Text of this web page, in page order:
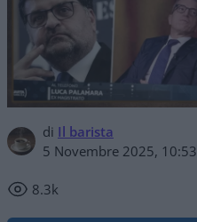
di Il barista
5 Novembre 2025, 10:53
8.3k